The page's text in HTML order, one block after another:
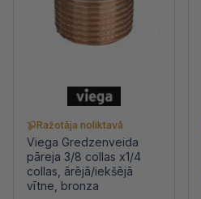
Ražotāja noliktavā
Viega Gredzenveida
pāreja 3/8 collas x1/4
collas, ārējā/iekšējā
vītne, bronza